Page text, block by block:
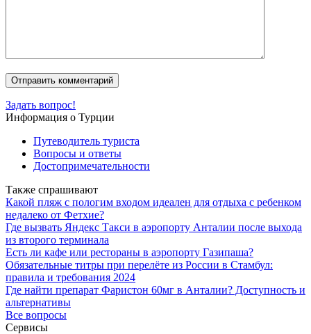
Задать вопрос!
Информация о Турции
Путеводитель туриста
Вопросы и ответы
Достопримечательности
Также спрашивают
Какой пляж с пологим входом идеален для отдыха с ребенком
недалеко от Фетхие?
Где вызвать Яндекс Такси в аэропорту Анталии после выхода
из второго терминала
Есть ли кафе или рестораны в аэропорту Газипаша?
Обязательные титры при перелёте из России в Стамбул:
правила и требования 2024
Где найти препарат Фаристон 60мг в Анталии? Доступность и
альтернативы
Все вопросы
Сервисы